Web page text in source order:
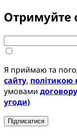
Отримуйте
Я приймаю та
сайту, політикою
умовами
угоди)
Підписатися